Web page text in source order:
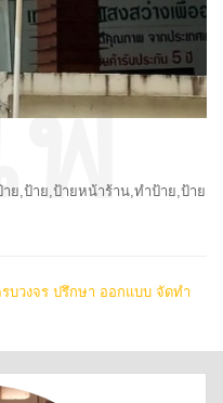
ย,ป้าย,ป้ายหน้าร้าน,ทำป้าย,ป้าย
บวงจร ปรึกษา ออกแบบ จัดทำ